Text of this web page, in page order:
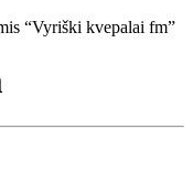
“Vyriški kvepalai fm”